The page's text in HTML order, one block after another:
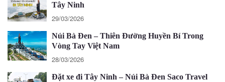
Tây Ninh
29/03/2026
Núi Bà Đen – Thiên Đường Huyền Bí Trong
Vòng Tay Việt Nam
28/03/2026
Đặt xe đi Tây Ninh – Núi Bà Đen Saco Travel